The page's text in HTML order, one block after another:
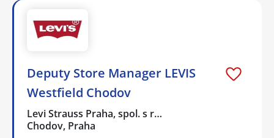
Deputy Store Manager LEVIS
Westfield Chodov
Levi Strauss Praha, spol. s r…
Chodov, Praha